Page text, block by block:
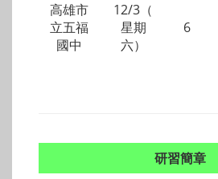
高雄市
立五福
國中
12/3（
星期
六）
6
研習簡章